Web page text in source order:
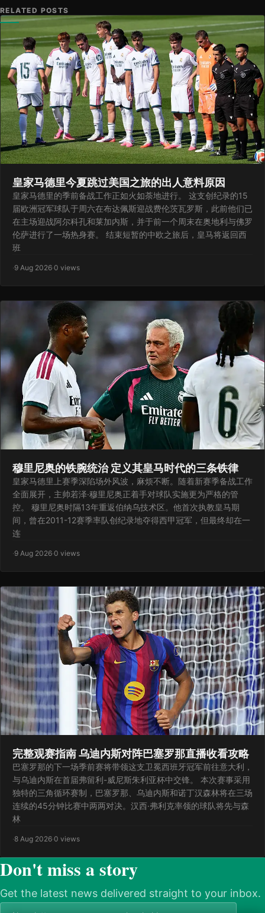
RELATED POSTS
皇家马德里今夏跳过美国之旅的出人意料原因
皇家马德里的季前备战工作正如火如荼地进行。 这支创纪录的15
届欧洲冠军球队于周六在布达佩斯迎战费伦茨瓦罗斯，此前他们已
在主场迎战阿尔科孔和莱加内斯，并于前一个周末在奥地利与佛罗
伦萨进行了一场热身赛。 结束短暂的中欧之旅后，皇马将返回西
班
·9 Aug 2026·0 views
穆里尼奥的铁腕统治 定义其皇马时代的三条铁律
皇家马德里上赛季深陷场外风波，麻烦不断。随着新赛季备战工作
全面展开，主帅若泽·穆里尼奥正着手对球队实施更为严格的管
控。 穆里尼奥时隔13年重返伯纳乌技术区。他首次执教皇马期
间，曾在2011-12赛季率队创纪录地夺得西甲冠军，但最终却在一
连
·9 Aug 2026·0 views
完整观赛指南 乌迪内斯对阵巴塞罗那直播收看攻略
巴塞罗那的下一场季前赛将带领这支卫冕西班牙冠军前往意大利，
与乌迪内斯在首届弗留利-威尼斯朱利亚杯中交锋。 本次赛事采用
独特的三角循环赛制，巴塞罗那、乌迪内斯和诺丁汉森林将在三场
连续的45分钟比赛中两两对决。汉西·弗利克率领的球队将先与森
林
·8 Aug 2026·0 views
Don't miss a story
Get the latest news delivered straight to your inbox.